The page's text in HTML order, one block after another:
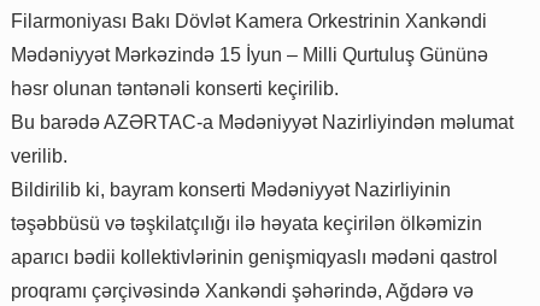
Filarmoniyası Bakı Dövlət Kamera Orkestrinin Xankəndi
Mədəniyyət Mərkəzində 15 İyun – Milli Qurtuluş Gününə
həsr olunan təntənəli konserti keçirilib.
Bu barədə AZƏRTAC-a Mədəniyyət Nazirliyindən məlumat
verilib.
Bildirilib ki, bayram konserti Mədəniyyət Nazirliyinin
təşəbbüsü və təşkilatçılığı ilə həyata keçirilən ölkəmizin
aparıcı bədii kollektivlərinin genişmiqyaslı mədəni qastrol
proqramı çərçivəsində Xankəndi şəhərində, Ağdərə və